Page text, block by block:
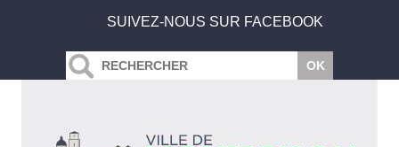
SUIVEZ-NOUS SUR FACEBOOK